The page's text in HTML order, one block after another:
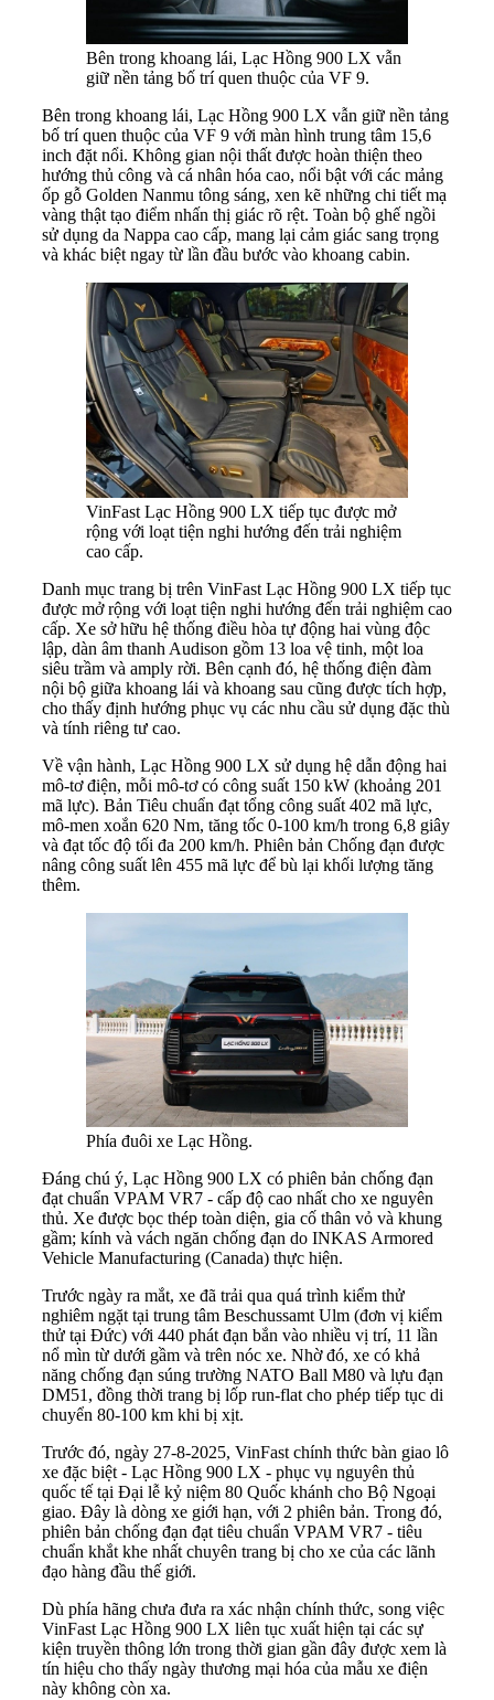
Bên trong khoang lái, Lạc Hồng 900 LX vẫn
giữ nền tảng bố trí quen thuộc của VF 9.
Bên trong khoang lái, Lạc Hồng 900 LX vẫn giữ nền tảng
bố trí quen thuộc của VF 9 với màn hình trung tâm 15,6
inch đặt nổi. Không gian nội thất được hoàn thiện theo
hướng thủ công và cá nhân hóa cao, nổi bật với các mảng
ốp gỗ Golden Nanmu tông sáng, xen kẽ những chi tiết mạ
vàng thật tạo điểm nhấn thị giác rõ rệt. Toàn bộ ghế ngồi
sử dụng da Nappa cao cấp, mang lại cảm giác sang trọng
và khác biệt ngay từ lần đầu bước vào khoang cabin.
VinFast Lạc Hồng 900 LX tiếp tục được mở
rộng với loạt tiện nghi hướng đến trải nghiệm
cao cấp.
Danh mục trang bị trên VinFast Lạc Hồng 900 LX tiếp tục
được mở rộng với loạt tiện nghi hướng đến trải nghiệm cao
cấp. Xe sở hữu hệ thống điều hòa tự động hai vùng độc
lập, dàn âm thanh Audison gồm 13 loa vệ tinh, một loa
siêu trầm và amply rời. Bên cạnh đó, hệ thống điện đàm
nội bộ giữa khoang lái và khoang sau cũng được tích hợp,
cho thấy định hướng phục vụ các nhu cầu sử dụng đặc thù
và tính riêng tư cao.
Về vận hành, Lạc Hồng 900 LX sử dụng hệ dẫn động hai
mô-tơ điện, mỗi mô-tơ có công suất 150 kW (khoảng 201
mã lực). Bản Tiêu chuẩn đạt tổng công suất 402 mã lực,
mô-men xoắn 620 Nm, tăng tốc 0-100 km/h trong 6,8 giây
và đạt tốc độ tối đa 200 km/h. Phiên bản Chống đạn được
nâng công suất lên 455 mã lực để bù lại khối lượng tăng
thêm.
Phía đuôi xe Lạc Hồng.
Đáng chú ý, Lạc Hồng 900 LX có phiên bản chống đạn
đạt chuẩn VPAM VR7 - cấp độ cao nhất cho xe nguyên
thủ. Xe được bọc thép toàn diện, gia cố thân vỏ và khung
gầm; kính và vách ngăn chống đạn do INKAS Armored
Vehicle Manufacturing (Canada) thực hiện.
Trước ngày ra mắt, xe đã trải qua quá trình kiểm thử
nghiêm ngặt tại trung tâm Beschussamt Ulm (đơn vị kiểm
thử tại Đức) với 440 phát đạn bắn vào nhiều vị trí, 11 lần
nổ mìn từ dưới gầm và trên nóc xe. Nhờ đó, xe có khả
năng chống đạn súng trường NATO Ball M80 và lựu đạn
DM51, đồng thời trang bị lốp run-flat cho phép tiếp tục di
chuyển 80-100 km khi bị xịt.
Trước đó, ngày 27-8-2025, VinFast chính thức bàn giao lô
xe đặc biệt - Lạc Hồng 900 LX - phục vụ nguyên thủ
quốc tế tại Đại lễ kỷ niệm 80 Quốc khánh cho Bộ Ngoại
giao. Đây là dòng xe giới hạn, với 2 phiên bản. Trong đó,
phiên bản chống đạn đạt tiêu chuẩn VPAM VR7 - tiêu
chuẩn khắt khe nhất chuyên trang bị cho xe của các lãnh
đạo hàng đầu thế giới.
Dù phía hãng chưa đưa ra xác nhận chính thức, song việc
VinFast Lạc Hồng 900 LX liên tục xuất hiện tại các sự
kiện truyền thông lớn trong thời gian gần đây được xem là
tín hiệu cho thấy ngày thương mại hóa của mẫu xe điện
này không còn xa.